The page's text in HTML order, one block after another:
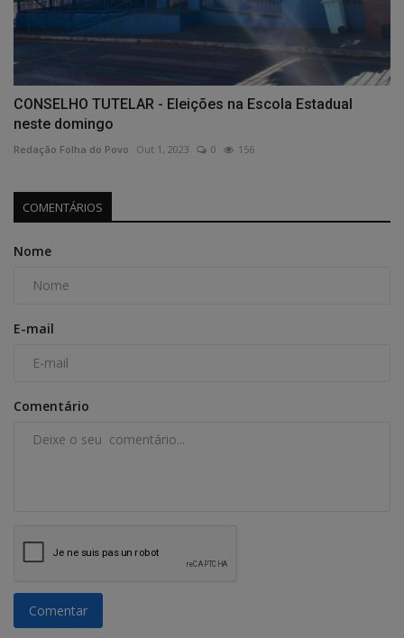
CONSELHO TUTELAR - Eleições na Escola Estadual
neste domingo
Redação Folha do Povo Out 1, 2023 0 156
COMENTÁRIOS
Nome
E-mail
Comentário
Comentar